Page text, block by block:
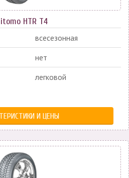
HTR T4
всесезонная
нет
легковой
И ЦЕНЫ